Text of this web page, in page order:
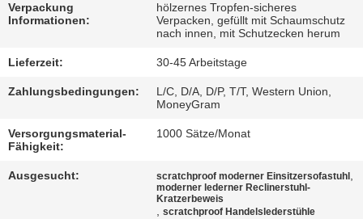
SITEMAP
BESTIMMUNGEN
Verpackung
Informationen:
hölzernes Tropfen-sicheres
Verpacken, gefüllt mit Schaumschutz
nach innen, mit Schutzecken herum
Lieferzeit: 30-45 Arbeitstage
Zahlungsbedingungen:
L/C, D/A, D/P, T/T, Western Union,
MoneyGram
Versorgungsmaterial-
Fähigkeit:
1000 Sätze/Monat
Ausgesucht: scratchproof moderner Einsitzersofastuhl
moderner lederner Reclinerstuhl-
Kratzerbeweis
,scratchproof Handelslederstühle